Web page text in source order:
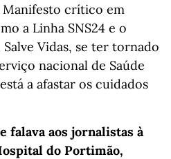
crítico em
a Linha SNS24 e o
Vidas, se ter tornado
nacional de Saúde
a afastar os cuidados
falava aos jornalistas à
do Portimão,